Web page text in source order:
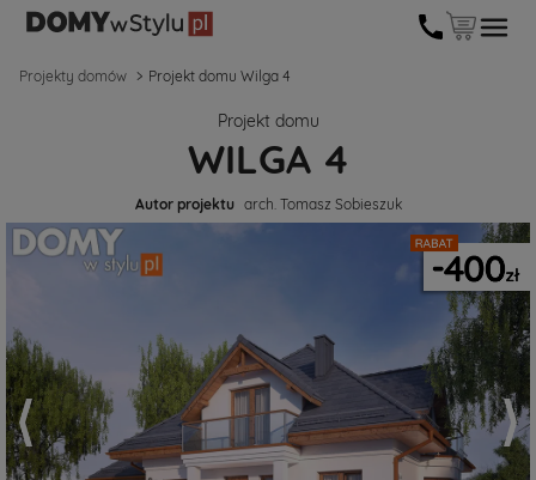
Projekty domów Projekt domu Wilga 4
Projekt domu
WILGA 4
Autor projektu arch. Tomasz Sobieszuk